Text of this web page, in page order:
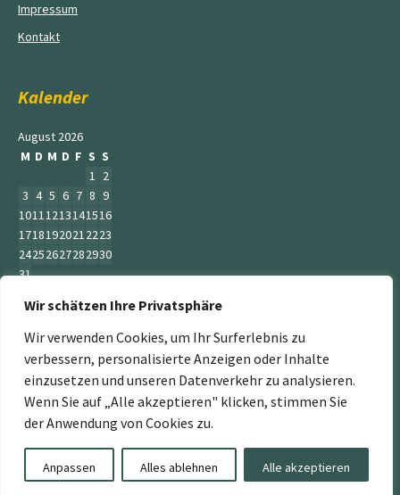
Wir schätzen Ihre Privatsphäre
Wir verwenden Cookies, um Ihr Surferlebnis zu
verbessern, personalisierte Anzeigen oder Inhalte
einzusetzen und unseren Datenverkehr zu analysieren.
Wenn Sie auf „Alle akzeptieren" klicken, stimmen Sie
der Anwendung von Cookies zu.
Anpassen Alles ablehnen Alle akzeptieren
Impressum
Kontakt
Kalender
August 2026
M D M D F S S
1 2
3 4 5 6 7 8 9
10111213141516
17181920212223
24252627282930
31
« Juni
„Der Service Gärtner“ ist ein Teil der Jumbogras &
Energiepflanzen GmbH. Weitere Mitglieder sind:
www.energiepflanzen.com,www.jumbograshecke.com,
www.Jumbogras-Tier.Shop